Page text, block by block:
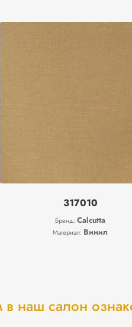
317010
Бренд:Calcutta
Материал: Винил
наш салон